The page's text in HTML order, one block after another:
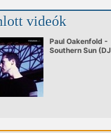
videók
Paul Oakenfold -
Southern Sun (DJ